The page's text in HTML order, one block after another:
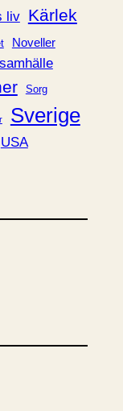
liv Kärlek
Noveller
Sorg
Sverige
USA